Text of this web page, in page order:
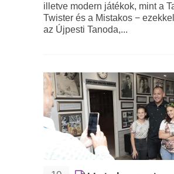
illetve modern játékok, mint a
Twister és a Mistakos −
az Újpesti Tanoda,...